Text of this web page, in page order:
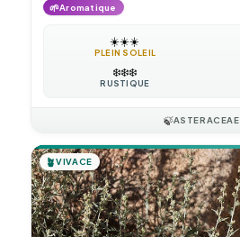
🌱Aromatique
☀️☀️☀️
PLEIN SOLEIL
❄️❄️❄️
RUSTIQUE
🍃ASTERACEAE
🪴VIVACE